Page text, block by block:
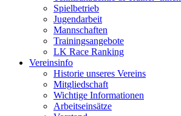
Spielbetrieb
Jugendarbeit
Mannschaften
Trainingsangebote
LK Race Ranking
Vereinsinfo
Historie unseres Vereins
Mitgliedschaft
Wichtige Informationen
Arbeitseinsätze